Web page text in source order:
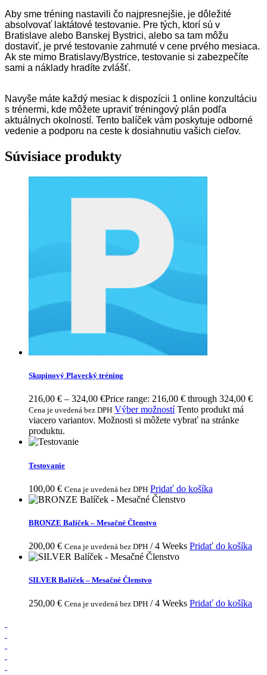
Aby sme tréning nastavili čo najpresnejšie, je dôležité
absolvovať laktátové testovanie. Pre tých, ktorí sú v
Bratislave alebo Banskej Bystrici, alebo sa tam môžu
dostaviť, je prvé testovanie zahrnuté v cene prvého mesiaca.
Ak ste mimo Bratislavy/Bystrice, testovanie si zabezpečíte
sami a náklady hradíte zvlášť.
Navyše máte každý mesiac k dispozícii 1 online konzultáciu
s trénermi, kde môžete upraviť tréningový plán podľa
aktuálnych okolností. Tento balíček vám poskytuje odborné
vedenie a podporu na ceste k dosiahnutiu vašich cieľov.
Súvisiace produkty
Skupinový Plavecký tréning
216,00 € – 324,00 €Price range: 216,00 € through 324,00 €
Cena je uvedená bez DPH Výber možností Tento produkt má
viacero variantov. Možnosti si môžete vybrať na stránke
produktu.
Testovanie
100,00 € Cena je uvedená bez DPH Pridať do košíka
BRONZE Balíček – Mesačné Členstvo
200,00 € Cena je uvedená bez DPH / 4 Weeks Pridať do košíka
SILVER Balíček – Mesačné Členstvo
250,00 € Cena je uvedená bez DPH / 4 Weeks Pridať do košíka